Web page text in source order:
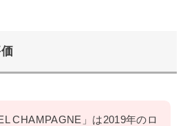
CHAMPAGNE」は2019年のロ